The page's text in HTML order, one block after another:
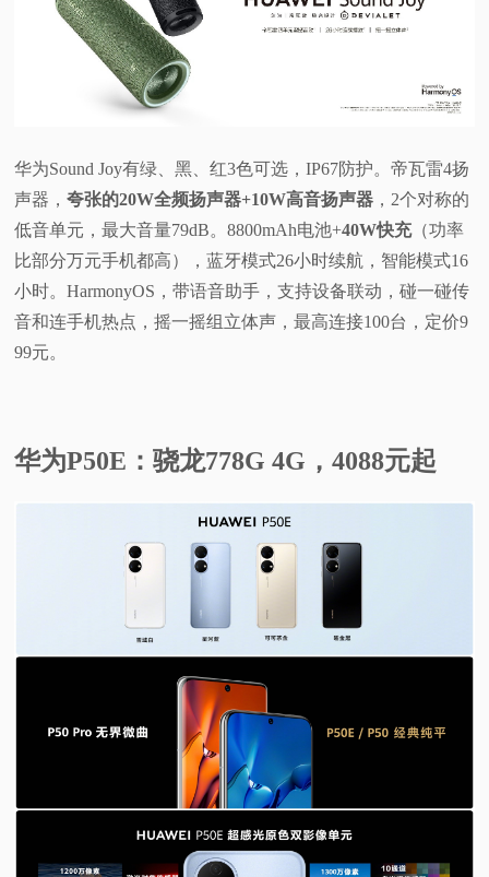
华为Sound Joy有绿、黑、红3色可选，IP67防护。帝瓦雷4扬
声器，夸张的20W全频扬声器+10W高音扬声器 ，2个对称的
低音单元，最大音量79dB。8800mAh电池+40W快充（功率
比部分万元手机都高），蓝牙模式26小时续航，智能模式16
小时。HarmonyOS，带语音助手，支持设备联动，碰一碰传
音和连手机热点，摇一摇组立体声，最高连接100台，定价9
99元。
华为P50E：骁龙778G 4G，4088元起